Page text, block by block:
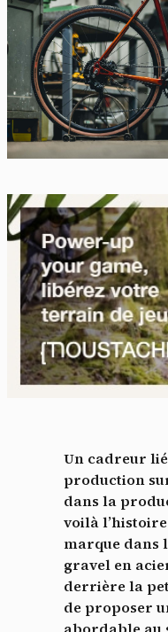
Un cadreur
production
dans la
voilà
marque dans
gravel en
derrière la
de proposer